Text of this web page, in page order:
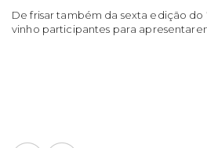
De frisar também da sexta edição do
vinho participantes para